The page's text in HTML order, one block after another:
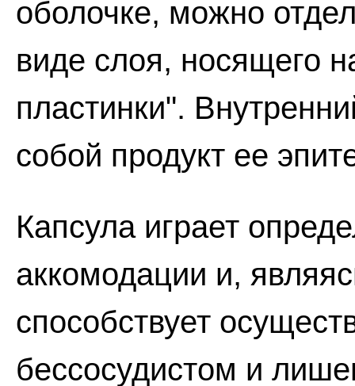
оболочке, можно
виде слоя, носящего
пластинки".
собой продукт ее
Капсула играет
аккомодации и,
способствует
бессосудистом и